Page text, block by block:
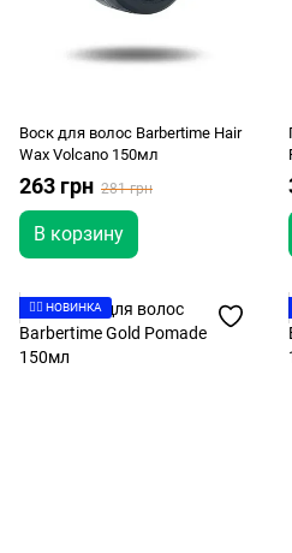
Воск для волос Barbertime Hair
Wax Volcano 150мл
263 грн 281 грн
В корзину
👉🏻 НОВИНКА